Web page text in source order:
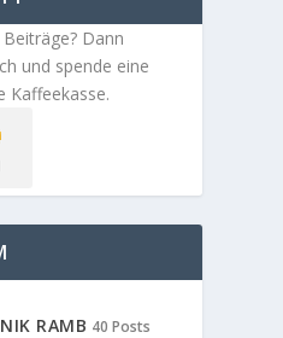
Dann
und spende eine
Kaffeekasse.
RAMB 40 Posts